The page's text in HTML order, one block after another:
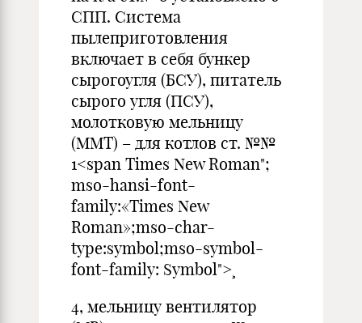
СПП. Система
пылеприготовления
включает в себя бункер
сырогоугля (БСУ), питатель
сырого угля (ПСУ),
молотковую мельницу
(ММТ) – для котлов ст. №№
1<span Times New Roman";
mso-hansi-font-
family:«Times New
Roman»;mso-char-
type:symbol;mso-symbol-
font-family: Symbol">¸
4, мельницу вентилятор